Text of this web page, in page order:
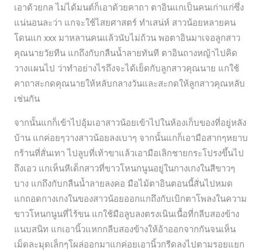
เอาด้วยกล ไม่ได้มนต์ก็เอาด้วยคาถา ตาอินแกเป็นคนเก่าแก่ซึ่ง
แน่นอนละว่า แกจะใช้ไสยศาสตร์ ทำเสน่ห์ สาวน้อยหลายคน
โดนแก xxx มาหลานคนแล้วนับไม่ถ้วน พอตาอินมาเจอลูกสาว
คุณนายวัยทีน แกถึงกับกลืนน้ำลายทันที ตาอินถางหญ้าไปคิด
วางแผนไป ว่าทำอย่างไรถึงจะได้เย็ดกับลูกสาวคุณนาย แกใช้
คาถาสะกดคุณนายให้หลับกลางวันและสะกดให้ลูกสาวคุณหลับ
เช่นกัน
จากนั้นแกก็เข้าไปอุ้มเอาสาวน้อยเข้าไปในห้องเก็บของที่อยู่หลัง
บ้าน แกค่อยๆวางสาวน้อยลงเบาๆ จากนั้นแกก็เอามือสากๆหยาบ
กร้านที่สั่นเทา ไปลูบที่เท้าขาแล้วเอามือเลิกชายกระโปรงขึ้นไป
ถึงเอว แกเห็นหีเด็กสาวที่ขาวโหนกนูนอยู่ในกางเกงในสีขาวๆ
บาง แกถึงกับกลืนน้ำลายลงคอ มือไม้ตาอินตอนนี้สั่นไปหมด
แกถอดกางเกงในของสาวน้อยออกแกถึงกับเบิกตาโพลงในความ
ขาวโหนกนูนที่ไร้ขน แกใช้มือลูบลงตรงเนินเนื้อที่กลีบสองข้าง
แนบสนิท แกเอานิ้วแหกกลีบสองข้างให้อ้าออกจากกันจนเห็น
เม็ดละมุดเล็กๆโผล่ออกมาแกค่อยเอานิ้วกรีดลงไปตามรอยแยก